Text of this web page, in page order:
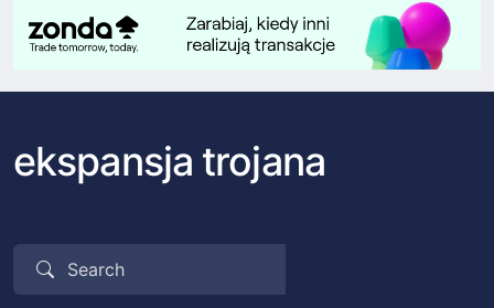
ekspansja trojana